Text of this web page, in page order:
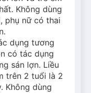
Không dùng
phụ nữ có thai
dụng tương
có tác dụng
sán lợn. Liều
trên 2 tuổi là 2
Không dùng